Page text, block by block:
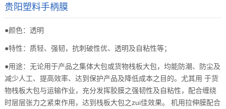
贵阳塑料手柄膜
●颜色：透明
●特性：质轻、强韧，抗刺破性优、透明及自粘性等；
●用途：无论用于产品之集体大包或货物栈板大包，均能防潮、防尘及
减少人工、提高效率、达到保护产品及降低成本之目的。尤其用 于货
物栈板大包与运输作业，充分发挥胶膜之强韧性及自粘性，配合缠绕
时层层张力之紧束作用，达到栈板大包之zui佳效果。 机用拉伸膜配合